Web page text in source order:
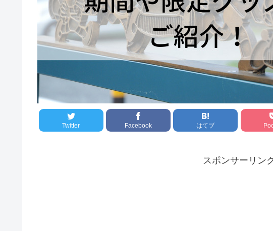
Twitter Facebook はてブ
スポンサーリン